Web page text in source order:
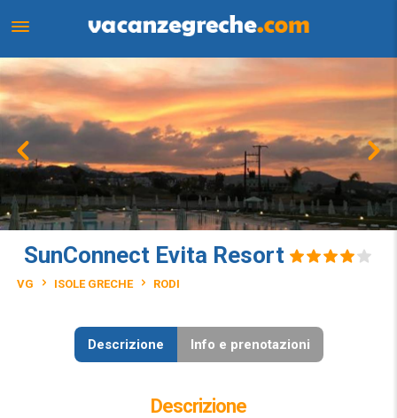
SunConnect Evita Resort
VG ISOLE GRECHE RODI
Descrizione Info e prenotazioni
Descrizione